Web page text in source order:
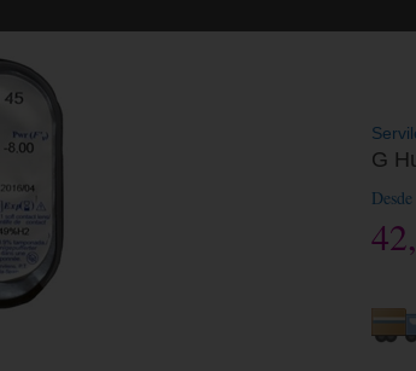
G
Desde